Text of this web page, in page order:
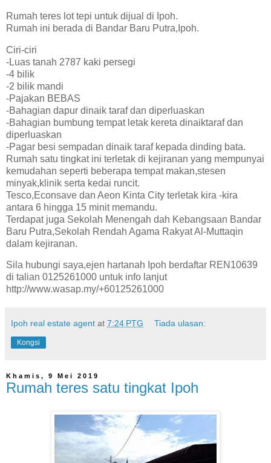
Rumah teres lot tepi untuk dijual di Ipoh.
Rumah ini berada di Bandar Baru Putra,Ipoh.
Ciri-ciri
-Luas tanah 2787 kaki persegi
-4 bilik
-2 bilik mandi
-Pajakan BEBAS
-Bahagian dapur dinaik taraf dan diperluaskan
-Bahagian bumbung tempat letak kereta dinaiktaraf dan
diperluaskan
-Pagar besi sempadan dinaik taraf kepada dinding bata.
Rumah satu tingkat ini terletak di kejiranan yang mempunyai
kemudahan seperti beberapa tempat makan,stesen
minyak,klinik serta kedai runcit.
Tesco,Econsave dan Aeon Kinta City terletak kira -kira
antara 6 hingga 15 minit memandu.
Terdapat juga Sekolah Menengah dah Kebangsaan Bandar
Baru Putra,Sekolah Rendah Agama Rakyat Al-Muttaqin
dalam kejiranan.
Sila hubungi saya,ejen hartanah Ipoh berdaftar REN10639
di talian 0125261000 untuk info lanjut
http://www.wasap.my/+60125261000
Ipoh real estate agent at 7:24 PTG Tiada ulasan:
Kongsi
Khamis, 9 Mei 2019
Rumah teres satu tingkat Ipoh